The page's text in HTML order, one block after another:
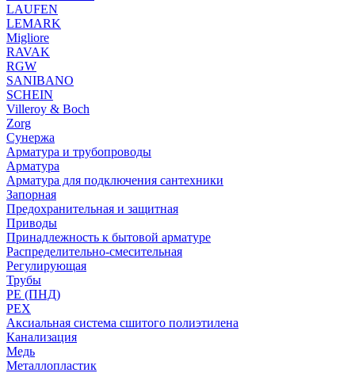
LAUFEN
LEMARK
Migliore
RAVAK
RGW
SANIBANO
SCHEIN
Villeroy & Boch
Zorg
Сунержа
Арматура и трубопроводы
Арматура
Арматура для подключения сантехники
Запорная
Предохранительная и защитная
Приводы
Принадлежность к бытовой арматуре
Распределительно-смесительная
Регулирующая
Трубы
PE (ПНД)
PEX
Аксиальная система сшитого полиэтилена
Канализация
Медь
Металлопластик